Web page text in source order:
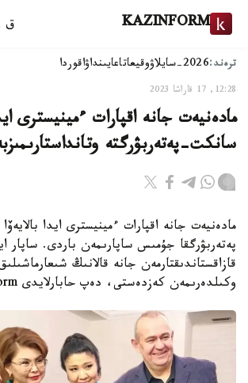
KAZINFORM ق
ترەند:2026-سايلاۋ وقيعاتاعايىنداۋاقوردا
12:28, 17 قاراشا 2023
مادەنيەت جانە اقپارات ءمينيسترى
سانكت-پەتەربۋرگتە
مادەنيەت جانە اقپارات ءمينيسترى ايدا
پەتەربۋرگقا جۇمىس ساپارىمەن باردى. ساپار
قازاقستاندىقتارمەن جانە قالانىڭ
وكىلدەرىمەن كەزدەستى، دەپ حابارلايدى Kazinform.